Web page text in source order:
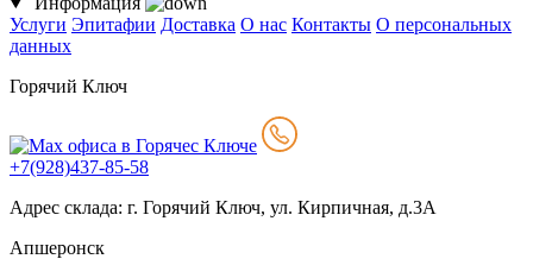
Услуги Эпитафии Доставка О нас Контакты О персональных
данных
Горячий Ключ
+7(928)437-85-58
Адрес склада: г. Горячий Ключ, ул. Кирпичная, д.3А
Апшеронск